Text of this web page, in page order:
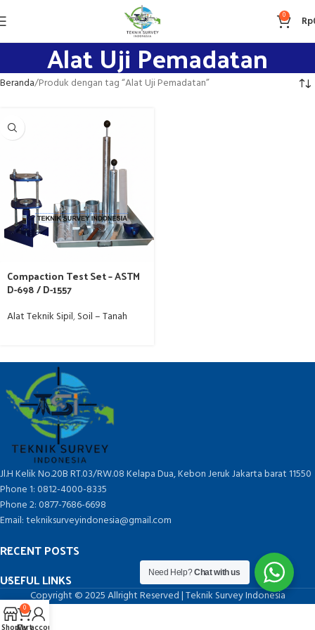
0 Rp
Alat Uji Pemadatan
Beranda Produk dengan tag “Alat Uji Pemadatan”
Compaction Test Set – ASTM
D-698 / D-1557
Alat Teknik Sipil,Soil – Tanah
Jl.H Kelik No.20B RT.03/RW.08 Kelapa Dua, Kebon Jeruk Jakarta barat 11550
Phone 1: 0812-4000-8335
Phone 2: 0877-7686-6698
Email: tekniksurveyindonesia@gmail.com
RECENT POSTS
USEFUL LINKS
Copyright © 2025 Allright Reserved | Teknik Survey Indonesia
Need Help?Chat with us
0